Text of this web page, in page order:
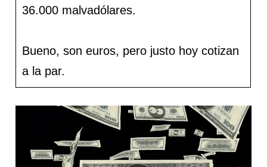
36.000 malvadólares.
Bueno, son euros, pero justo hoy cotizan
a la par.